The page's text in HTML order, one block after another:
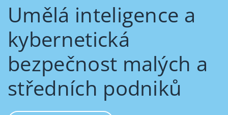
Umělá inteligence a
kybernetická
bezpečnost malých a
středních podniků